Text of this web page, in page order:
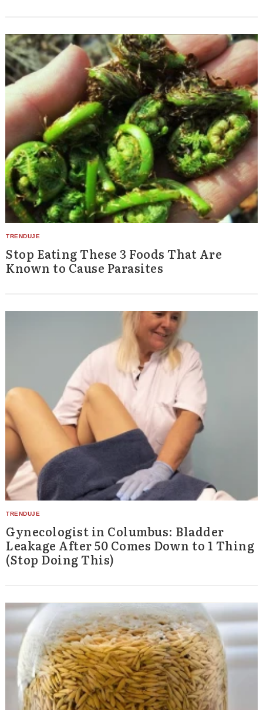
Stop Eating These 3 Foods That Are
Known to Cause Parasites
Gynecologist in Columbus: Bladder
Leakage After 50 Comes Down to 1 Thing
(Stop Doing This)